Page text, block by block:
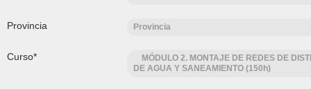
Provincia Provincia
Curso*
MÓDULO 2. MONTAJE DE REDES DE
DE AGUA Y SANEAMIENTO (150h)